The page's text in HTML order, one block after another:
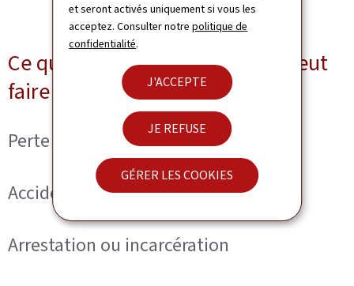
et seront activés uniquement si vous les
acceptez. Consulter notrepolitique de
confidentialité.
J'ACCEPTE
JE REFUSE
GÉRER LES COOKIES
Ce que l'assistance consulaire peut
faire pour vous
Perte ou vol de document
Accident ou maladie grave
Arrestation ou incarcération